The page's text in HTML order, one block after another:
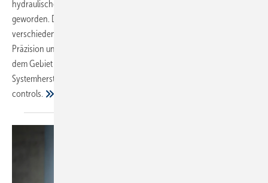
hydraulische Abgleich für zahlreiche Bauwerke verpflichtend
geworden. Die Anwendung einer digitalen Prozessunterstützung für
verschiedene Heizsysteme im Bestand verspricht Vereinfachung,
Präzision und kann gefördert werden. Einer der Protagonisten auf
dem Gebiet der intelligenten Heizungssteuerung ist der
Systemhersteller und Smart-Home-Anbieter Blossom-ic-intelligent
controls.